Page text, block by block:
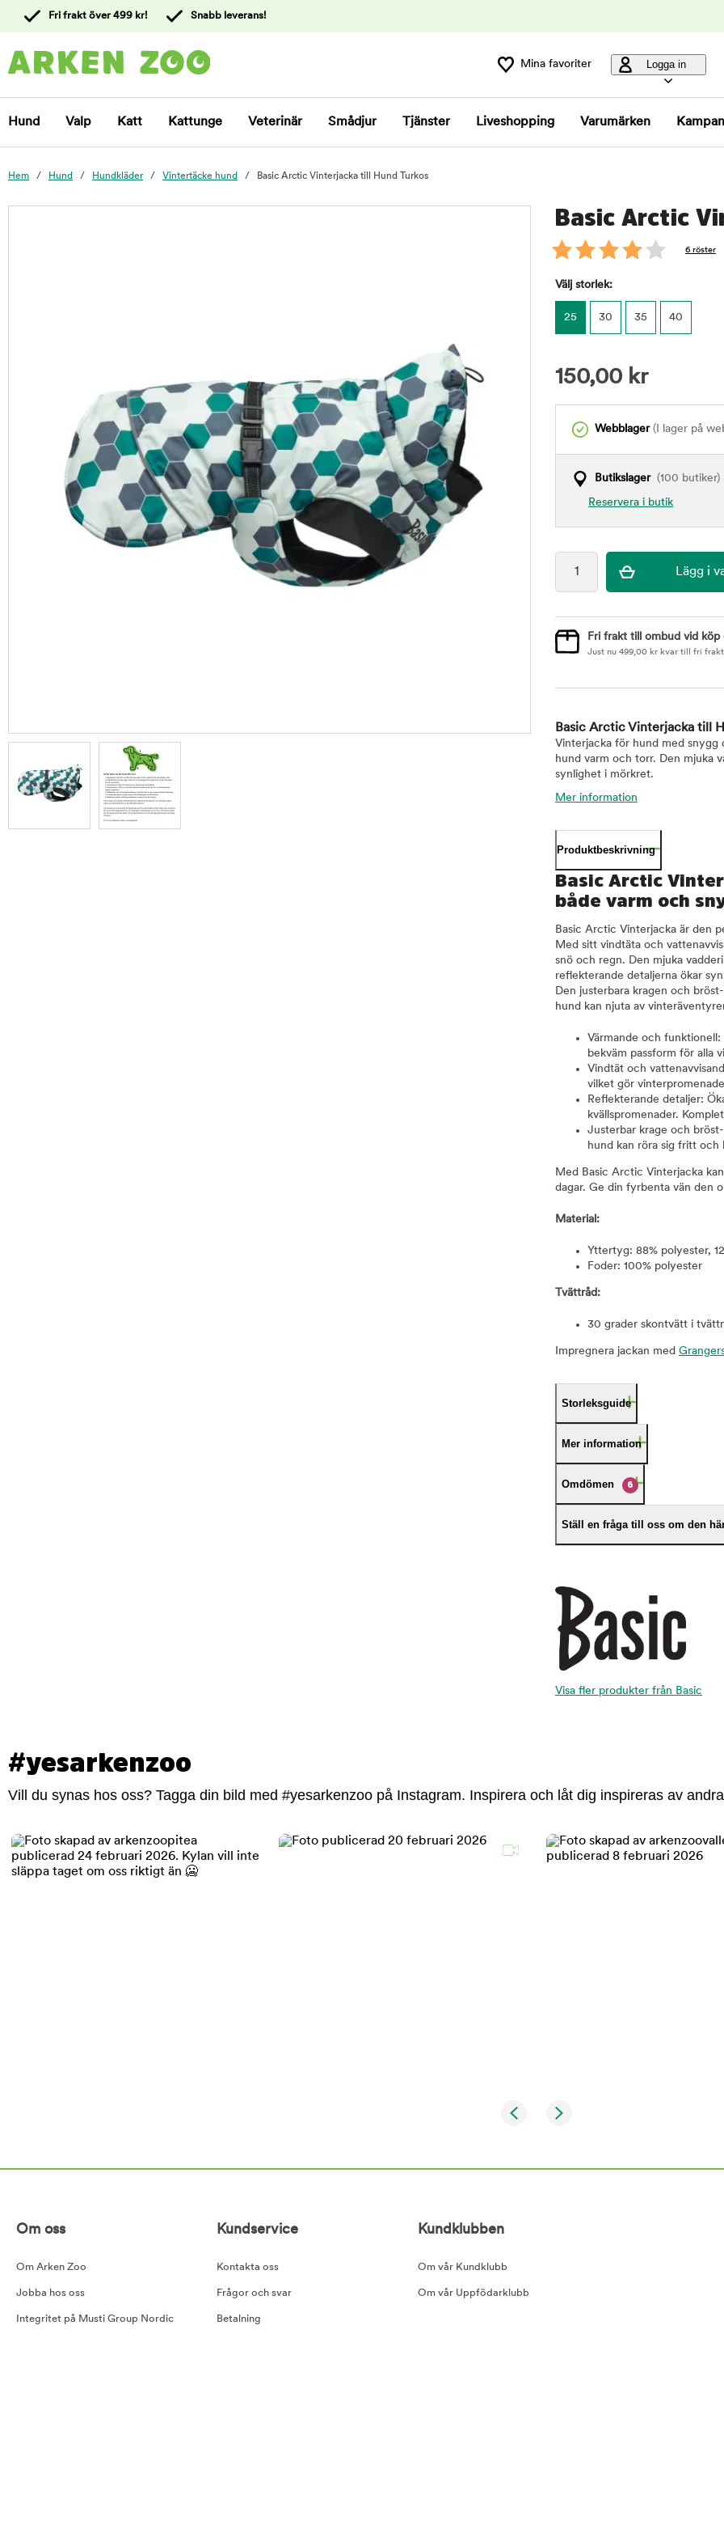
kundtjänst
Fri frakt över 499 kr! Snabb leverans!
Mina favoriter Logga in
Hund Valp Katt Kattunge Veterinär Smådjur Tjänster Liveshopping Varumärken
Hem Hund Hundkläder Vintertäcke hund Basic Arctic Vinterjacka till Hund Turkos
Basic Arctic
6 röster
Välj storlek:
25 30 35 40
150,00 kr
Webblager(I lager på
Butikslager(100 butiker)
Reservera i butik
Fri frakt till ombud vid köp
Just nu 499,00 kr kvar till fri
Basic Arctic Vinterjacka till
Vinterjacka för hund med snygg
hund varm och torr. Den mjuka
synlighet i mörkret.
Mer information
Produktbeskrivning
Basic Arctic
både varm och
Basic Arctic Vinterjacka är den
Med sitt vindtäta och
snö och regn. Den mjuka
reflekterande detaljerna ökar
Den justerbara kragen och
hund kan njuta av
Värmande och
bekväm passform för alla
Vindtät och
vilket gör
Reflekterande detaljer:
kvällspromenader.
Justerbar krage och
hund kan röra sig fritt och
Med Basic Arctic Vinterjacka
dagar. Ge din fyrbenta vän den
Material:
Yttertyg: 88% polyester,
Foder: 100% polyester
Tvättråd:
30 grader skontvätt i
Impregnera jackan med
Storleksguide
Mer information
Omdömen 6
Ställ en fråga till oss om den
Visa fler produkter från Basic
#yesarkenzoo
Vill du synas hos oss? Tagga din bild med #yesarkenzoo på Instagram. Inspirera och låt dig inspireras av
Om oss
Om Arken Zoo
Jobba hos oss
Integritet på Musti Group Nordic
Kundservice
Kontakta oss
Frågor och svar
Betalning
Kundklubben
Om vår Kundklubb
Om vår Uppfödarklubb